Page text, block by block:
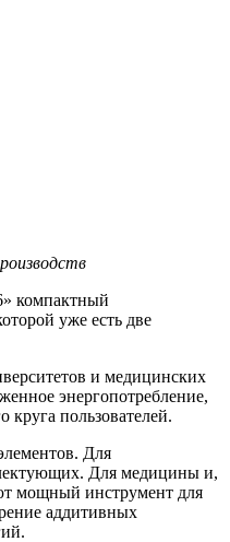
компактный
уже есть две
и медицинских
энергопотребление,
пользователей.
Для
Для медицины и,
мощный инструмент для
аддитивных